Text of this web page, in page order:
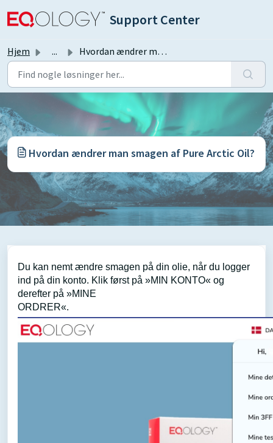
Support Center
Hjem ... Hvordan ændrer man smagen af Pure Arctic Oil?
Hvordan ændrer man smagen af Pure Arctic Oil?
Du kan nemt ændre smagen på din olie, når du logger
ind på din konto. Klik først på »MIN KONTO« og
derefter på »MINE
ORDRER«.